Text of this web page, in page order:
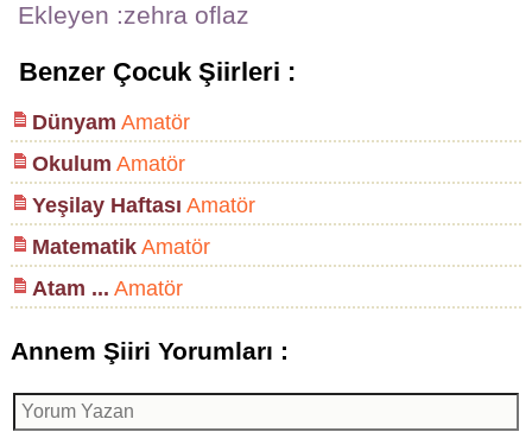
Ekleyen :zehra oflaz
Benzer Çocuk Şiirleri :
Dünyam Amatör
Okulum Amatör
Yeşilay Haftası Amatör
MatematikAmatör
Atam ... Amatör
Annem Şiiri Yorumları :